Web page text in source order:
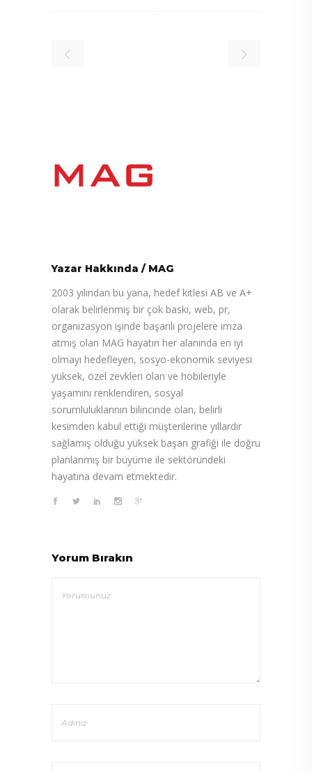
Yazar Hakkında / MAG
2003 yılından bu yana, hedef kitlesi AB ve A+
olarak belirlenmiş bir çok baskı, web, pr,
organizasyon işinde başarılı projelere imza
atmış olan MAG hayatın her alanında en iyi
olmayı hedefleyen, sosyo-ekonomik seviyesi
yüksek, özel zevkleri olan ve hobileriyle
yaşamını renklendiren, sosyal
sorumluluklarının bilincinde olan, belirli
kesimden kabul ettiği müşterilerine yıllardır
sağlamış olduğu yüksek başarı grafiği ile doğru
planlanmış bir büyüme ile sektöründeki
hayatına devam etmektedir.
Yorum Bırakın